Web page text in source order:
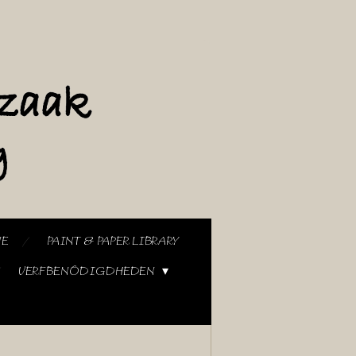
PAINT & PAPER LIBRARY
VERFBENODIGDHEDEN